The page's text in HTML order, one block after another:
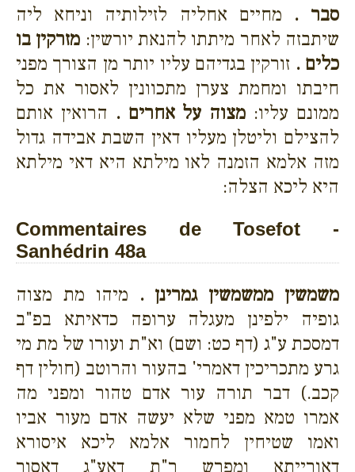
סבר . מחיים אחליה לזילותיה וניחא ליה
שיתבזה לאחר מיתתו להנאת יורשין: מזרקין בו
כלים . זורקין בגדיהם עליו יותר מן הצורך מפני
חיבתו ומחמת צערן מתכוונין לאסור את כל
ממונם עליו: מצוה על אחרים . הרואין אותם
להצילם וליטלן מעליו דאין השבת אבידה גדול
מזה אלמא הזמנה לאו מילתא היא דאי מילתא
היא ליכא הצלה:
Commentaires de Tosefot -
Sanhédrin 48a
משמשין ממשמשין גמרינן . מיהו מת מצוה
גופיה ילפינן מעגלה ערופה כדאיתא בפ"ב
דמסכת ע"ג (דף כט: ושם) וא"ת ועורו של מת מי
גרע מתכריכין דאמרי' בהעור והרוטב (חולין דף
קכב.) דבר תורה עור אדם טהור ומפני מה
אמרו טמא מפני שלא יעשה אדם מעור אביו
ואמו שטיחין לחמור אלמא ליכא איסורא